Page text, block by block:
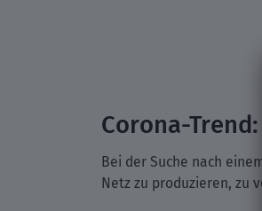
Corona-
Bei der Suche nach
Netz zu produzieren, zu